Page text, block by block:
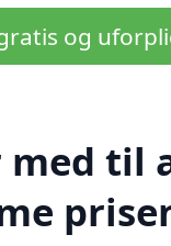
og
med til